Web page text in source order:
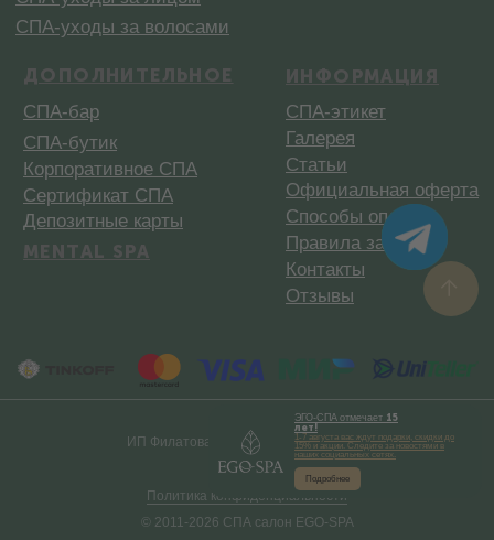
ЭГО-СПА отмечает 15
лет!
1-7 августа вас ждут подарки, скидки до
15% и акции. Следите за новостями в
наших социальных сетях.
Подробнее
© 2011-2026 СПА салон EGO-SPA
Политика конфиденциальности
ИП Филатова А. А. ИНН310206133023